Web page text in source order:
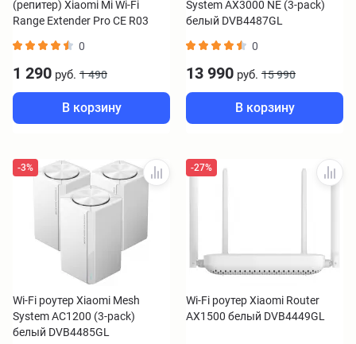
(репитер) Xiaomi Mi Wi-Fi
Range Extender Pro CE R03
0
1 290 руб. 1 490
В корзину
System AX3000 NE (3-pack)
белый DVB4487GL
0
13 990 руб. 15 990
В корзину
-3%
Wi-Fi роутер Xiaomi Mesh
System AC1200 (3-pack)
белый DVB4485GL
-27%
Wi-Fi роутер Xiaomi Router
AX1500 белый DVB4449GL